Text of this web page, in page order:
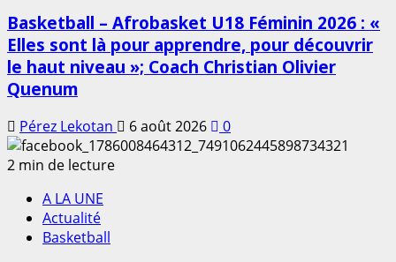
Basketball – Afrobasket U18 Féminin 2026 : «
Elles sont là pour apprendre, pour découvrir
le haut niveau »; Coach Christian Olivier
Quenum
Pérez Lekotan 6 août 2026
0
2 min de lecture
A LA UNE
Actualité
Basketball